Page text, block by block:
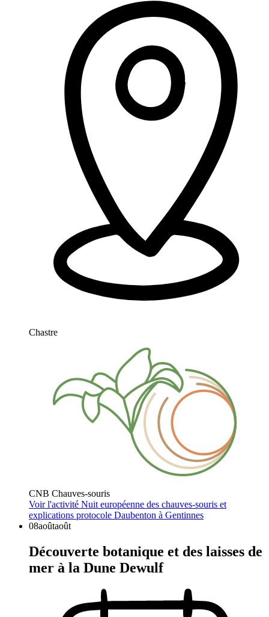
Chastre
CNB Chauves-souris
Voir l'activité Nuit européenne des chauves-souris et
explications protocole Daubenton à Gentinnes
08aoûtaoût
Découverte botanique et des laisses de
mer à la Dune Dewulf